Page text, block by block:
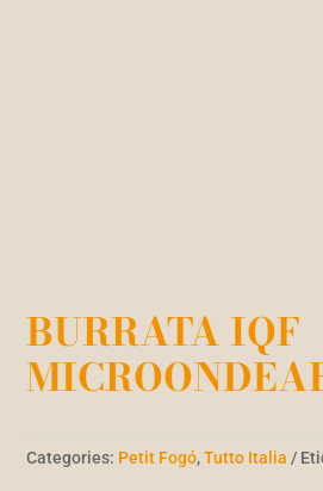
BURRATA IQF
Categories: Petit Fogó,Tutto Italia